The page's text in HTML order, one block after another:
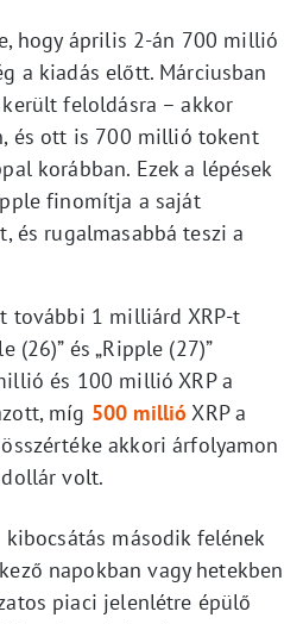
hogy április 2-án 700 millió
a kiadás előtt. Márciusban
feloldásra – akkor
és ott is 700 millió tokent
korábban. Ezek a lépések
finomítja a saját
és rugalmasabbá teszi a
további 1 milliárd XRP-t
(26)” és „Ripple (27)”
és 100 millió XRP a
míg 500 millió XRP a
akkori árfolyamon
volt.
második felének
napokban vagy hetekben
piaci jelenlétre épülő